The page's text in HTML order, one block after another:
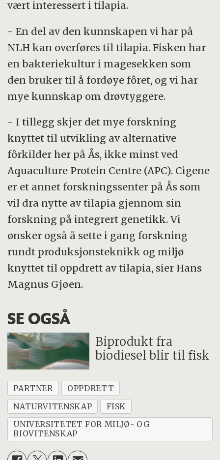
vært interessert i tilapia.
- En del av den kunnskapen vi har på
NLH kan overføres til tilapia. Fisken har
en bakteriekultur i magesekken som
den bruker til å fordøye fôret, og vi har
mye kunnskap om drøvtyggere.
- I tillegg skjer det mye forskning
knyttet til utvikling av alternative
fôrkilder her på Ås, ikke minst ved
Aquaculture Protein Centre (APC). Cigene
er et annet forskningssenter på Ås som
vil dra nytte av tilapia gjennom sin
forskning på integrert genetikk. Vi
ønsker også å sette i gang forskning
rundt produksjonsteknikk og miljø
knyttet til oppdrett av tilapia, sier Hans
Magnus Gjøen.
SE OGSÅ
Biprodukt fra
biodiesel blir til fisk
PARTNER
OPPDRETT
NATURVITENSKAP
FISK
UNIVERSITETET FOR MILJØ- OG
BIOVITENSKAP